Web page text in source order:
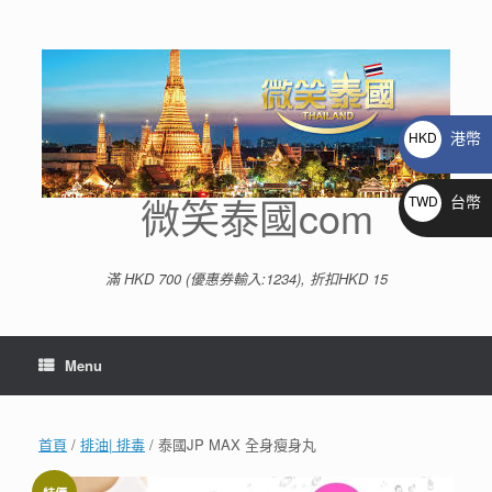
content
微笑泰國com
滿 HKD 700 (優惠券輸入:1234), 折扣HKD 15
Menu
首頁 / 排油| 排毒 / 泰國JP MAX 全身瘦身丸
HKD
港幣
TWD
NT$
台幣